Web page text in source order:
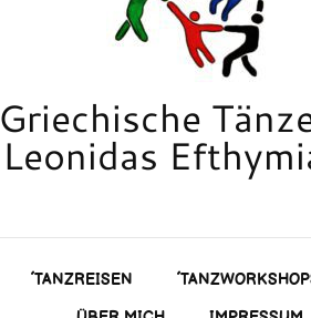
Griechische
Leonidas
´TANZREISEN